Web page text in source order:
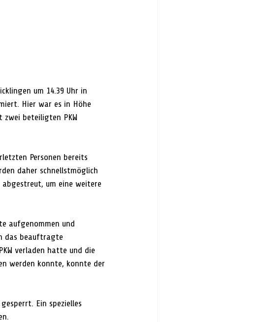
um 14.39 Uhr in
Hier war es in Höhe
beteiligten PKW
Personen bereits
daher schnellstmöglich
um eine weitere
aufgenommen und
das beauftragte
verladen hatte und die
werden konnte, konnte der
Ein spezielles